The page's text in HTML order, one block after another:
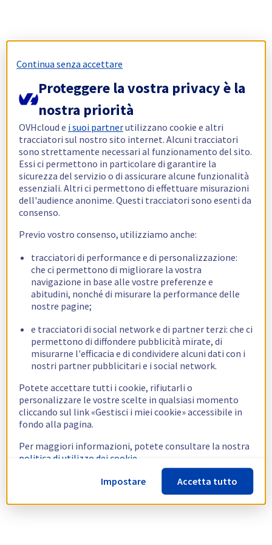
Continua senza accettare
Proteggere la vostra privacy è la
nostra priorità
OVHcloud e i suoi partnerutilizzano cookie e altri
tracciatori sul nostro sito internet. Alcuni tracciatori
sono strettamente necessari al funzionamento del sito.
Essi ci permettono in particolare di garantire la
sicurezza del servizio o di assicurare alcune funzionalità
essenziali. Altri ci permettono di effettuare misurazioni
dell'audience anonime. Questi tracciatori sono esenti da
consenso.
Previo vostro consenso, utilizziamo anche:
tracciatori di performance e di personalizzazione:
che ci permettono di migliorare la vostra
navigazione in base alle vostre preferenze e
abitudini, nonché di misurare la performance delle
nostre pagine;
e tracciatori di social network e di partner terzi: che ci
permettono di diffondere pubblicità mirate, di
misurarne l'efficacia e di condividere alcuni dati con i
nostri partner pubblicitari e i social network.
Potete accettare tutti i cookie, rifiutarli o
personalizzare le vostre scelte in qualsiasi momento
cliccando sul link «Gestisci i miei cookie» accessibile in
fondo alla pagina.
Per maggiori informazioni, potete consultare la nostra
politica di utilizzo dei cookie.
Impostare
Accetta tutto